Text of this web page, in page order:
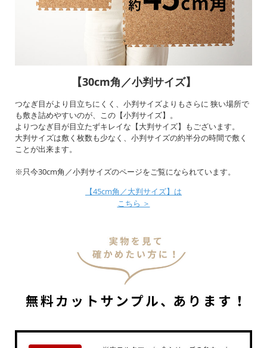
【30cm角／小判サイズ】
つなぎ目がより目立ちにくく、小判サイズよりもさらに 狭い場所で
も敷き詰めやすいのが、この【小判サイズ】。
よりつなぎ目が目立たずキレイな【大判サイズ】もございます。
大判サイズは敷く枚数も少なく、小判サイズの約半分の時間で敷く
ことが出来ます。
※只今30cm角／小判サイズのページをご覧になられています。
【45cm角／大判サイズ】は
こちら ＞